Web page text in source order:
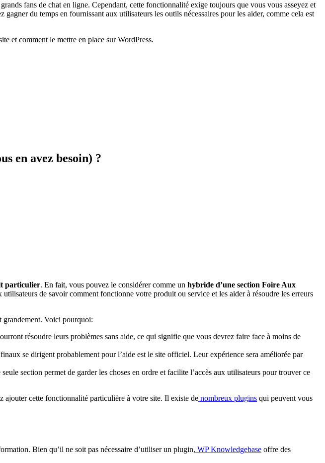
fans de chat en ligne. Cependant, cette fonctionnalité exige toujours que vous vous asseyez et
du temps en fournissant aux utilisateurs les outils nécessaires pour les aider, comme cela est
et comment le mettre en place sur WordPress.
en avez besoin) ?
particulier. En fait, vous pouvez le considérer comme un hybride d’une section Foire Aux
de savoir comment fonctionne votre produit ou service et les aider à résoudre les erreurs
grandement. Voici pourquoi:
résoudre leurs problèmes sans aide, ce qui signifie que vous devrez faire face à moins de
se dirigent probablement pour l’aide est le site officiel. Leur expérience sera améliorée par
section permet de garder les choses en ordre et facilite l’accès aux utilisateurs pour trouver ce
ajouter cette fonctionnalité particulière à votre site. Il existe de nombreux plugins qui peuvent vous
Bien qu’il ne soit pas nécessaire d’utiliser un plugin, WP Knowledgebase offre des